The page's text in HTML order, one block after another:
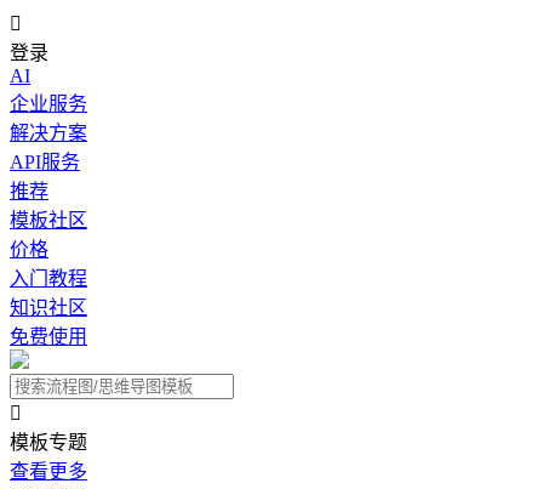

登录
AI
企业服务
解决方案
API服务
推荐
模板社区
价格
入门教程
知识社区
免费使用

模板专题
查看更多